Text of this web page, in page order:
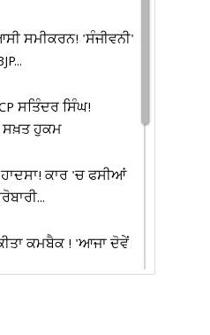
ਸਮੀਕਰਨ! 'ਸੰਜੀਵਨੀ'
ਸਤਿੰਦਰ ਸਿੰਘ!
ਸਖ਼ਤ ਹੁਕਮ
ਕਾਰ 'ਚ ਫਸੀਆਂ
ਕਮਬੈਕ ! 'ਆਜਾ ਦੋਵੇਂ